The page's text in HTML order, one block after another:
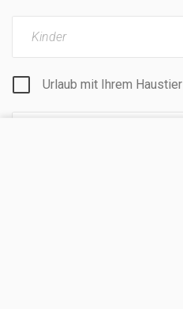
Kinder
Urlaub mit Ihrem Haustier